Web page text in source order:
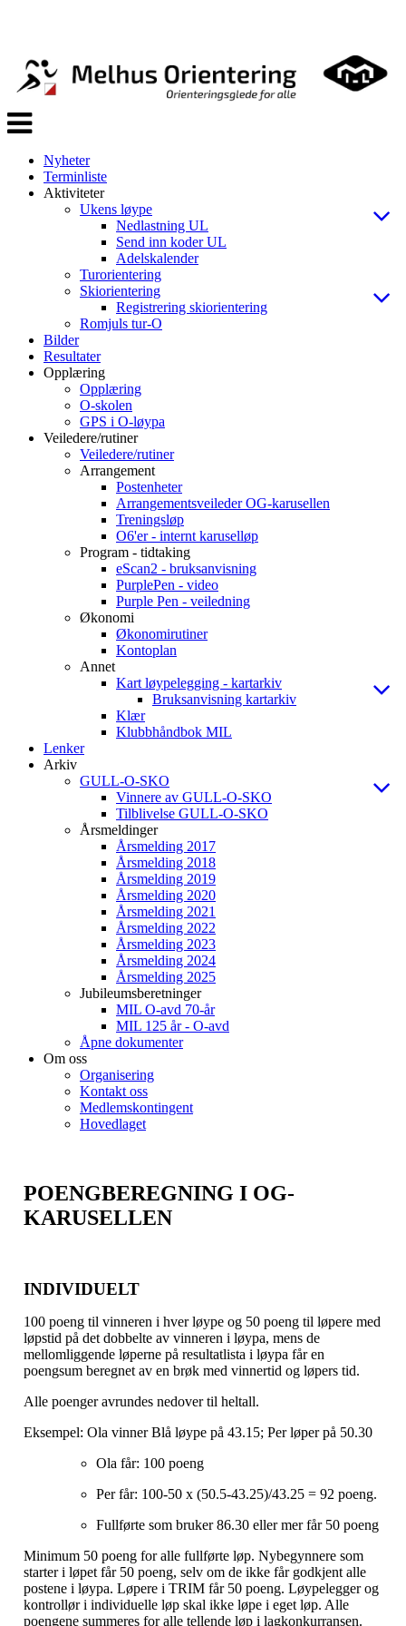
Veksle
navigasjon
Nyheter
Terminliste
Aktiviteter
Ukens løype
Nedlastning UL
Send inn koder UL
Adelskalender
Turorientering
Skiorientering
Registrering skiorientering
Romjuls tur-O
Bilder
Resultater
Opplæring
Opplæring
O-skolen
GPS i O-løypa
Veiledere/rutiner
Veiledere/rutiner
Arrangement
Postenheter
Arrangementsveileder OG-karusellen
Treningsløp
O6'er - internt karuselløp
Program - tidtaking
eScan2 - bruksanvisning
PurplePen - video
Purple Pen - veiledning
Økonomi
Økonomirutiner
Kontoplan
Annet
Kart løypelegging - kartarkiv
Bruksanvisning kartarkiv
Klær
Klubbhåndbok MIL
Lenker
Arkiv
GULL-O-SKO
Vinnere av GULL-O-SKO
Tilblivelse GULL-O-SKO
Årsmeldinger
Årsmelding 2017
Årsmelding 2018
Årsmelding 2019
Årsmelding 2020
Årsmelding 2021
Årsmelding 2022
Årsmelding 2023
Årsmelding 2024
Årsmelding 2025
Jubileumsberetninger
MIL O-avd 70-år
MIL 125 år - O-avd
Åpne dokumenter
Om oss
Organisering
Kontakt oss
Medlemskontingent
Hovedlaget
POENGBEREGNING I OG-
KARUSELLEN
INDIVIDUELT
100 poeng til vinneren i hver løype og 50 poeng til løpere med
løpstid på det dobbelte av vinneren i løypa, mens de
mellomliggende løperne på resultatlista i løypa får en
poengsum beregnet av en brøk med vinnertid og løpers tid.
Alle poenger avrundes nedover til heltall.
Eksempel: Ola vinner Blå løype på 43.15; Per løper på 50.30
Ola får: 100 poeng
Per får: 100-50 x (50.5-43.25)/43.25 = 92 poeng.
Fullførte som bruker 86.30 eller mer får 50 poeng
Minimum 50 poeng for alle fullførte løp. Nybegynnere som
starter i løpet får 50 poeng, selv om de ikke får godkjent alle
postene i løypa. Løpere i TRIM får 50 poeng. Løypelegger og
kontrollør i individuelle løp skal ikke løpe i eget løp. Alle
poengene summeres for alle tellende løp i lagkonkurransen.